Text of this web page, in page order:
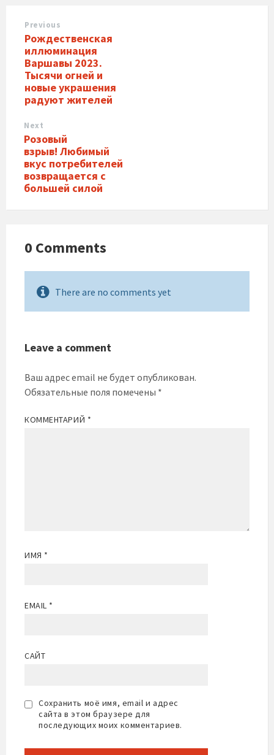
Previous
Рождественская
иллюминация
Варшавы 2023.
Тысячи огней и
новые украшения
радуют жителей
Next
Розовый
взрыв! Любимый
вкус потребителей
возвращается с
большей силой
0 Comments
There are no comments yet
Leave a comment
Ваш адрес email не будет опубликован.
Обязательные поля помечены *
КОММЕНТАРИЙ *
ИМЯ *
EMAIL *
САЙТ
Сохранить моё имя, email и адрес
сайта в этом браузере для
последующих моих комментариев.